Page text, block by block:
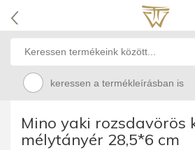
keressen a termékleírásban is
Mino yaki rozsdavörös
mélytányér 28,5*6 cm